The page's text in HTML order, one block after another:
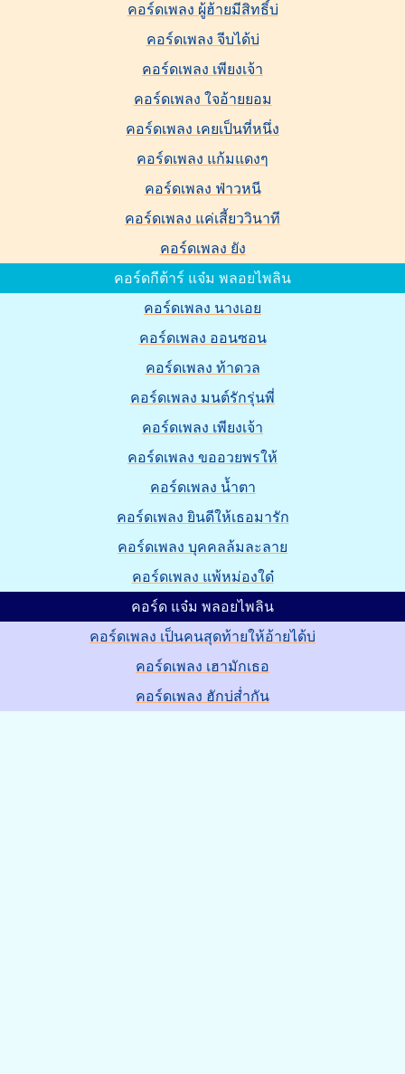
คอร์ดเพลง ผู้ฮ้ายมีสิทธิ์บ่
คอร์ดเพลง จีบได้บ่
คอร์ดเพลง เพียงเจ้า
คอร์ดเพลง ใจอ้ายยอม
คอร์ดเพลง เคยเป็นที่หนึ่ง
คอร์ดเพลง แก้มแดงๆ
คอร์ดเพลง ฟ่าวหนี
คอร์ดเพลง แค่เสี้ยววินาที
คอร์ดเพลง ยัง
คอร์ดกีต้าร์ แจ๋ม พลอยไพลิน
คอร์ดเพลง นางเอย
คอร์ดเพลง ออนซอน
คอร์ดเพลง ท้าดวล
คอร์ดเพลง มนต์รักรุ่นพี่
คอร์ดเพลง เพียงเจ้า
คอร์ดเพลง ขออวยพรให้
คอร์ดเพลง น้ำตา
คอร์ดเพลง ยินดีให้เธอมารัก
คอร์ดเพลง บุคคลล้มละลาย
คอร์ดเพลง แพ้หม่องใด๋
คอร์ด แจ๋ม พลอยไพลิน
คอร์ดเพลง เป็นคนสุดท้ายให้อ้ายได้บ่
คอร์ดเพลง เฮามักเธอ
คอร์ดเพลง ฮักบ่ส่ำกัน